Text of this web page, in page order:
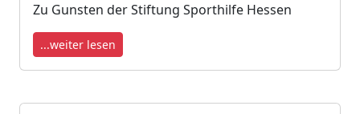
Zu Gunsten der Stiftung Sporthilfe Hessen
...weiter lesen